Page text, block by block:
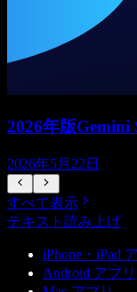
2026年版
2026年5月22日
すべて表示
テキスト読み上げ
iPhone・iPad
Android アプリ